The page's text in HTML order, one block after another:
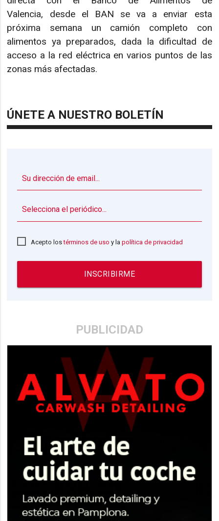
Valencia, desde el BAN se va a enviar esta
próxima semana un camión completo con
alimentos ya preparados, dada la dificultad de
acceso a la red eléctrica en varios puntos de las
zonas más afectadas.
ÚNETE A NUESTRO BOLETÍN
Acepto lostérminos de uso y lapolítica de privacidad
INSCRIBIRME
PUBLICIDAD